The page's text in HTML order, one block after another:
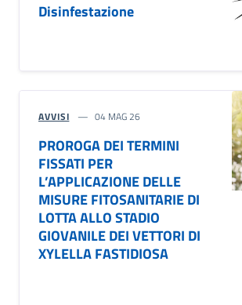
Disinfestazione
AVVISI 04 MAG 26
PROROGA DEI TERMINI
FISSATI PER
L’APPLICAZIONE DELLE
MISURE FITOSANITARIE DI
LOTTA ALLO STADIO
GIOVANILE DEI VETTORI DI
XYLELLA FASTIDIOSA